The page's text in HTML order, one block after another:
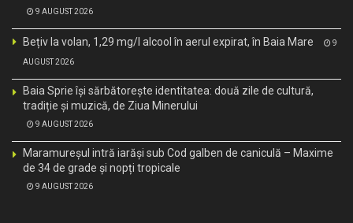
9 AUGUST 2026
Bețiv la volan, 1,29 mg/l alcool în aerul expirat, în Baia Mare 9
AUGUST 2026
Baia Sprie își sărbătorește identitatea: două zile de cultură,
tradiție și muzică, de Ziua Minerului
9 AUGUST 2026
Maramureșul intră iarăși sub Cod galben de caniculă – Maxime
de 34 de grade și nopți tropicale
9 AUGUST 2026